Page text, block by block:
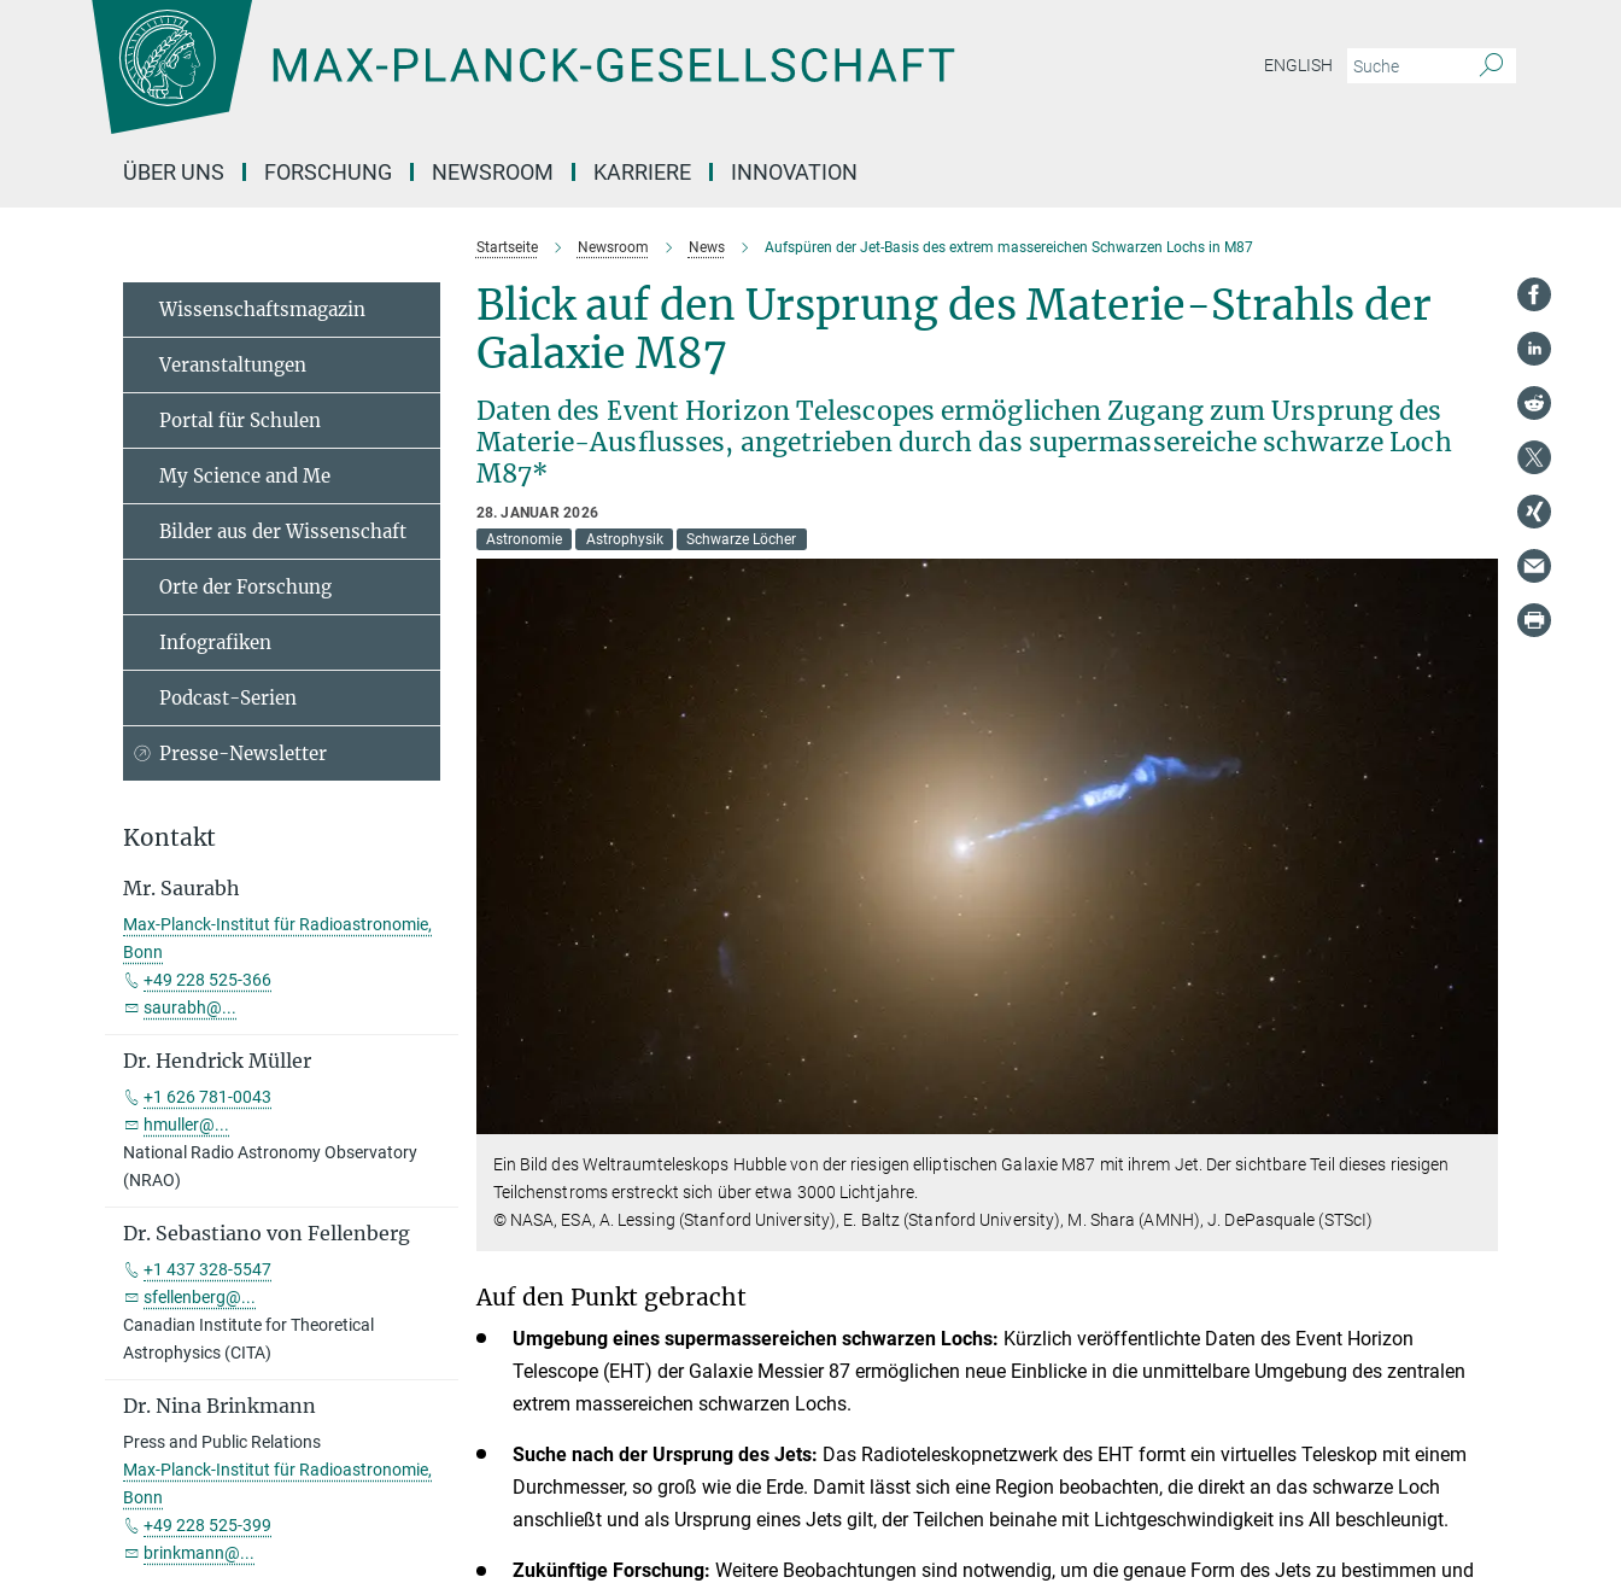
Hauptinhalt
ENGLISH
ÜBER UNS FORSCHUNG NEWSROOM KARRIERE INNOVATION
Startseite Newsroom News Aufspüren der Jet-Basis des extrem massereichen Schwarzen Lochs in M87
Blick auf den Ursprung des Materie-Strahls der
Galaxie M87
Daten des Event Horizon Telescopes ermöglichen Zugang zum Ursprung des
Materie-Ausflusses, angetrieben durch das supermassereiche schwarze Loch
M87*
28. JANUAR 2026
Astronomie
Astrophysik Schwarze Löcher
Ein Bild des Weltraumteleskops Hubble von der riesigen elliptischen Galaxie M87 mit ihrem Jet. Der sichtbare Teil dieses riesigen
Teilchenstroms erstreckt sich über etwa 3000 Lichtjahre.
© NASA, ESA, A. Lessing (Stanford University), E. Baltz (Stanford University), M. Shara (AMNH), J. DePasquale (STScI)
Auf den Punkt gebracht
Umgebung eines supermassereichen schwarzen Lochs: Kürzlich veröffentlichte Daten des Event Horizon
Telescope (EHT) der Galaxie Messier 87 ermöglichen neue Einblicke in die unmittelbare Umgebung des zentralen
extrem massereichen schwarzen Lochs.
Suche nach der Ursprung des Jets: Das Radioteleskopnetzwerk des EHT formt ein virtuelles Teleskop mit einem
Durchmesser, so groß wie die Erde. Damit lässt sich eine Region beobachten, die direkt an das schwarze Loch
anschließt und als Ursprung eines Jets gilt, der Teilchen beinahe mit Lichtgeschwindigkeit ins All beschleunigt.
Zukünftige Forschung: Weitere Beobachtungen sind notwendig, um die genaue Form des Jets zu bestimmen und
Wissenschaftsmagazin
Veranstaltungen
Portal für Schulen
My Science and Me
Bilder aus der Wissenschaft
Orte der Forschung
Infografiken
Podcast-Serien
Presse-Newsletter
Kontakt
Mr. Saurabh
Max-Planck-Institut für Radioastronomie,
Bonn
+49 228 525-366
saurabh@...
Dr. Hendrick Müller
+1 626 781-0043
hmuller@...
National Radio Astronomy Observatory
(NRAO)
Dr. Sebastiano von Fellenberg
+1 437 328-5547
sfellenberg@...
Canadian Institute for Theoretical
Astrophysics (CITA)
Dr. Nina Brinkmann
Press and Public Relations
Max-Planck-Institut für Radioastronomie,
Bonn
+49 228 525-399
brinkmann@...